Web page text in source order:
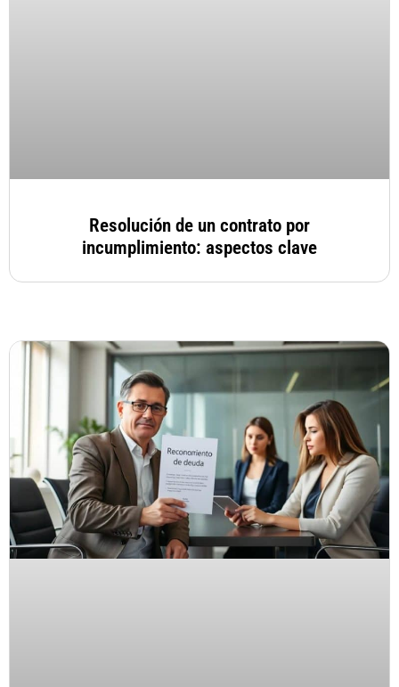
Resolución de un contrato por
incumplimiento: aspectos clave